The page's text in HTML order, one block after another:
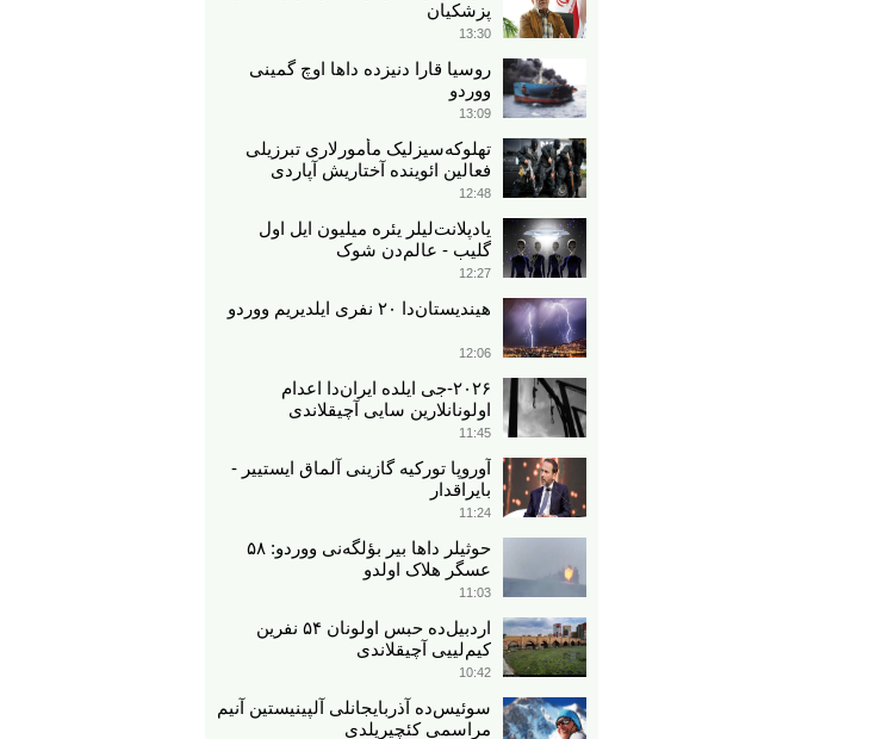
پزشکیان
13:30
روسیا قارا دنیزده داها اوچ گمینی
ووردو
13:09
تهلوکه‌سیزلیک مأمورلاری تبرزیلی
فعالین ائوینده آختاریش آپاردی
12:48
یادپلانت‌لیلر یئره میلیون ایل اول
گلیب - عالم‌دن شوک
12:27
هیندیستان‌دا ۲۰ نفری ایلدیریم ووردو
12:06
۲۰۲۶-جی ایلده ایران‌دا اعدام
اولونانلارین سایی آچیقلاندی
11:45
آوروپا تورکیه گازینی آلماق ایستییر -
بایراقدار
11:24
حوثیلر داها بیر بؤلگه‌نی ووردو: ۵۸
عسگر هلاک اولدو
11:03
اردبیل‌ده حبس اولونان ۵۴ نفرین
کیم‌لییی آچیقلاندی
10:42
سوئیس‌ده آذربایجانلی آلپینیستین آنیم
مراسمی کئچیریلدی